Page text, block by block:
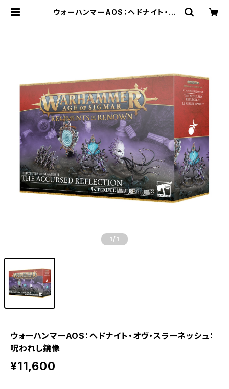
ウォーハンマーAOS：ヘドナイト・オ
1 /1
ウォーハンマーAOS：ヘドナイト・オヴ・スラーネッシュ：
呪われし鏡像
¥11,600